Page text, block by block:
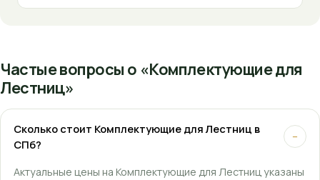
Частые вопросы о «Комплектующие для
Лестниц»
Сколько стоит Комплектующие для Лестниц в
СПб?
−
Актуальные цены на Комплектующие для Лестниц указаны